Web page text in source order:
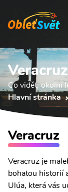
Co vidět, okolní
Hlavní stránka
Veracruz
Veracruz je
bohatou historií
Ulúa, která vás